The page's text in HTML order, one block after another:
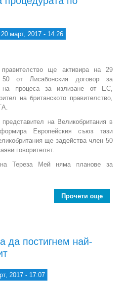
март, 2017 - 14:26
правителство ще активира на 29
от Лисабонския договор за
на процеса за излизане от ЕС,
на британското правителство,
представител на Великобритания в
Европейския съюз тази
ще задейства член 50
говорителят.
на Тереза Мей няма планове за
Прочети още
да постигнем най-
2017 - 17:07